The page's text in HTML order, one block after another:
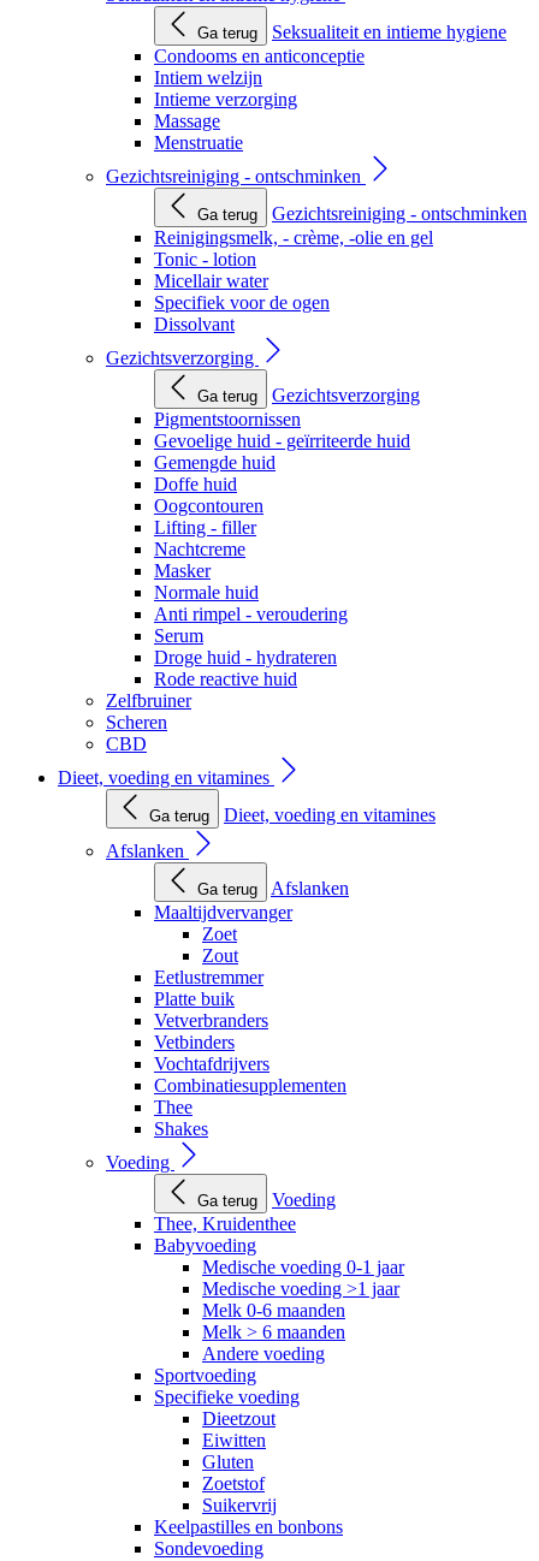
Ga terug
Seksualiteit en intieme hygiene
Condooms en anticonceptie
Intiem welzijn
Intieme verzorging
Massage
Menstruatie
Gezichtsreiniging - ontschminken
Ga terug
Gezichtsreiniging - ontschminken
Reinigingsmelk, - crème, -olie en gel
Tonic - lotion
Micellair water
Specifiek voor de ogen
Dissolvant
Gezichtsverzorging
Ga terug
Gezichtsverzorging
Pigmentstoornissen
Gevoelige huid - geïrriteerde huid
Gemengde huid
Doffe huid
Oogcontouren
Lifting - filler
Nachtcreme
Masker
Normale huid
Anti rimpel - veroudering
Serum
Droge huid - hydrateren
Rode reactive huid
Zelfbruiner
Scheren
CBD
Dieet, voeding en vitamines
Ga terug
Dieet, voeding en vitamines
Afslanken
Ga terug
Afslanken
Maaltijdvervanger
Zoet
Zout
Eetlustremmer
Platte buik
Vetverbranders
Vetbinders
Vochtafdrijvers
Combinatiesupplementen
Thee
Shakes
Voeding
Ga terug
Voeding
Thee, Kruidenthee
Babyvoeding
Medische voeding 0-1 jaar
Medische voeding >1 jaar
Melk 0-6 maanden
Melk > 6 maanden
Andere voeding
Sportvoeding
Specifieke voeding
Dieetzout
Eiwitten
Gluten
Zoetstof
Suikervrij
Keelpastilles en bonbons
Sondevoeding